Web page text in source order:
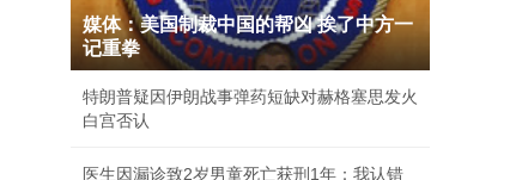
媒体：美国制裁中国的帮凶 挨了中方一
记重拳
特朗普疑因伊朗战事弹药短缺对赫格塞思发火
白宫否认
医生因漏诊致2岁男童死亡获刑1年：我认错